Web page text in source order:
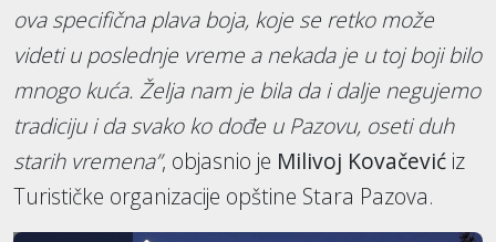
ova specifična plava boja, koje se retko može
videti u poslednje vreme a nekada je u toj boji bilo
mnogo kuća. Želja nam je bila da i dalje negujemo
tradiciju i da svako ko dođe u Pazovu, oseti duh
starih vremena”, objasnio je Milivoj Kovačević iz
Turističke organizacije opštine Stara Pazova.